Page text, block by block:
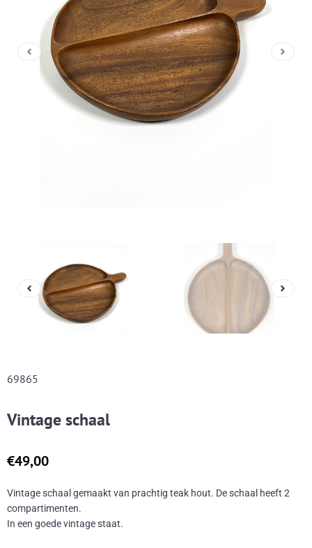
69865
Vintage schaal
€49,00
Vintage schaal gemaakt van prachtig teak hout. De schaal heeft 2
compartimenten.
In een goede vintage staat.